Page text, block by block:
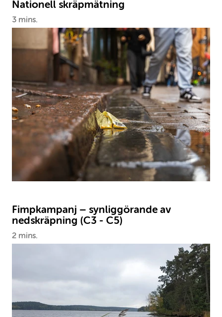
Nationell skräpmätning
3 mins.
Fimpkampanj – synliggörande av
nedskräpning (C3 - C5)
2 mins.